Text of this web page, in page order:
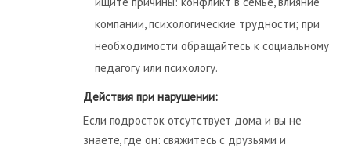
компании, психологические трудности; при
необходимости обращайтесь к социальному
педагогу или психологу.
Действия при нарушении:
Если подросток отсутствует дома и вы не
знаете, где он: свяжитесь с друзьями и